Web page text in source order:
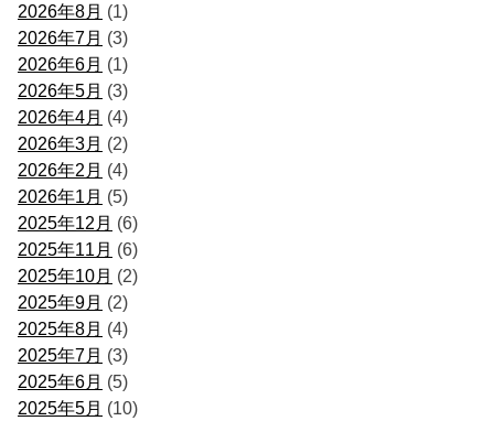
2026年8月 (1)
2026年7月 (3)
2026年6月 (1)
2026年5月 (3)
2026年4月 (4)
2026年3月 (2)
2026年2月 (4)
2026年1月 (5)
2025年12月 (6)
2025年11月 (6)
2025年10月 (2)
2025年9月 (2)
2025年8月 (4)
2025年7月 (3)
2025年6月 (5)
2025年5月 (10)